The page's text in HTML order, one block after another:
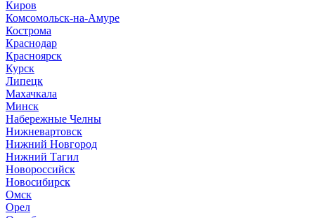
Киров
Комсомольск-на-Амуре
Кострома
Краснодар
Красноярск
Курск
Липецк
Махачкала
Минск
Набережные Челны
Нижневартовск
Нижний Новгород
Нижний Тагил
Новороссийск
Новосибирск
Омск
Орел